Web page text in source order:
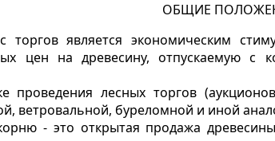
ОБЩИЕ
является экономическим
цен на древесину, отпускаемую
проведения лесных торгов
ветровальной, буреломной и иной
- это открытая продажа